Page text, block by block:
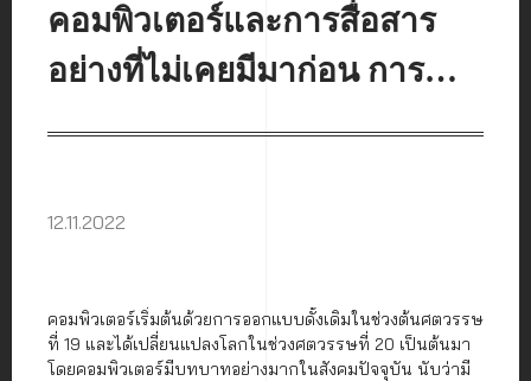
คอมพิวเตอร์และการสื่อสาร
อย่างที่ไม่เคยมีมาก่อน การ
ของการบูรณาการความ
12.11.2022
คอมพิวเตอร์เริ่มต้นด้วยการออกแบบดั้งเดิมในช่วงต้นศตวรรษ
ที่ 19 และได้เปลี่ยนแปลงโลกในช่วงศตวรรษที่ 20 เป็นต้นมา
โดยคอมพิวเตอร์มีบทบาทอย่างมากในสังคมปัจจุบัน นับว่ามี